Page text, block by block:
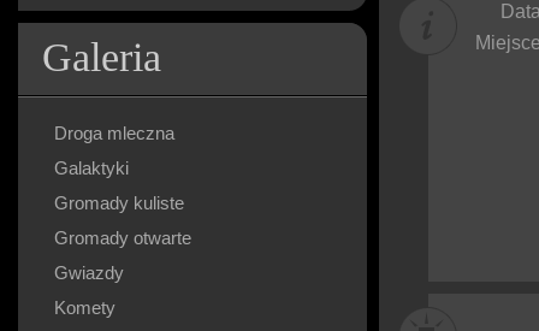
Galeria
Droga mleczna
Galaktyki
Gromady kuliste
Gromady otwarte
Gwiazdy
Komety